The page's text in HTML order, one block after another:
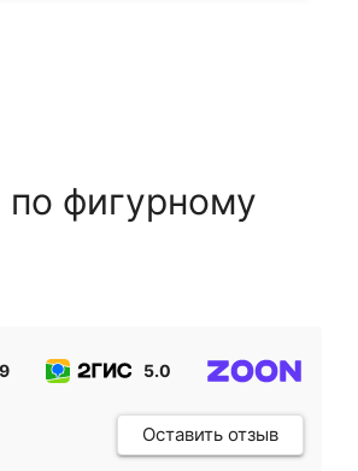
фигурному
5.0
Оставить отзыв